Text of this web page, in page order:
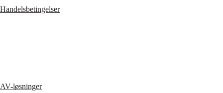
Handelsbetingelser
AV-løsninger